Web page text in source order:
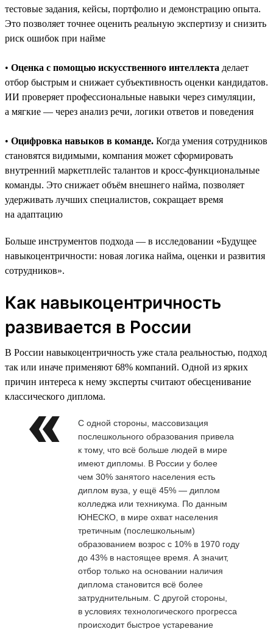
тестовые задания, кейсы, портфолио и демонстрацию опыта.
Это позволяет точнее оценить реальную экспертизу и снизить
риск ошибок при найме
• Оценка с помощью искусственного интеллекта делает
отбор быстрым и снижает субъективность оценки кандидатов.
ИИ проверяет профессиональные навыки через симуляции,
а мягкие — через анализ речи, логики ответов и поведения
• Оцифровка навыков в команде. Когда умения сотрудников
становятся видимыми, компания может сформировать
внутренний маркетплейс талантов и кросс-функциональные
команды. Это снижает объём внешнего найма, позволяет
удерживать лучших специалистов, сокращает время
на адаптацию
Больше инструментов подхода — в исследовании «Будущее
навыкоцентричности: новая логика найма, оценки и развития
сотрудников».
Как навыкоцентричность
развивается в России
В России навыкоцентричность уже стала реальностью, подход
так или иначе применяют 68% компаний. Одной из ярких
причин интереса к нему эксперты считают обесценивание
классического диплома.
С одной стороны, массовизация
послешкольного образования привела
к тому, что всё больше людей в мире
имеют дипломы. В России у более
чем 30% занятого населения есть
диплом вуза, у ещё 45% — диплом
колледжа или техникума. По данным
ЮНЕСКО, в мире охват населения
третичным (послешкольным)
образованием возрос с 10% в 1970 году
до 43% в настоящее время. А значит,
отбор только на основании наличия
диплома становится всё более
затруднительным. С другой стороны,
в условиях технологического прогресса
происходит быстрое устаревание